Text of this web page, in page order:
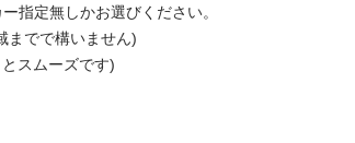
指定無しかお選びください。
までで構いません)
スムーズです)